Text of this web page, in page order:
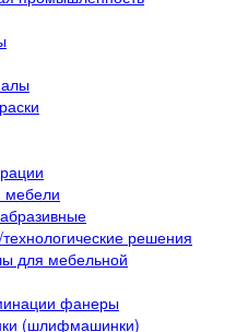
мебели
решения
для мебельной
фанеры
(шлифмашинки)